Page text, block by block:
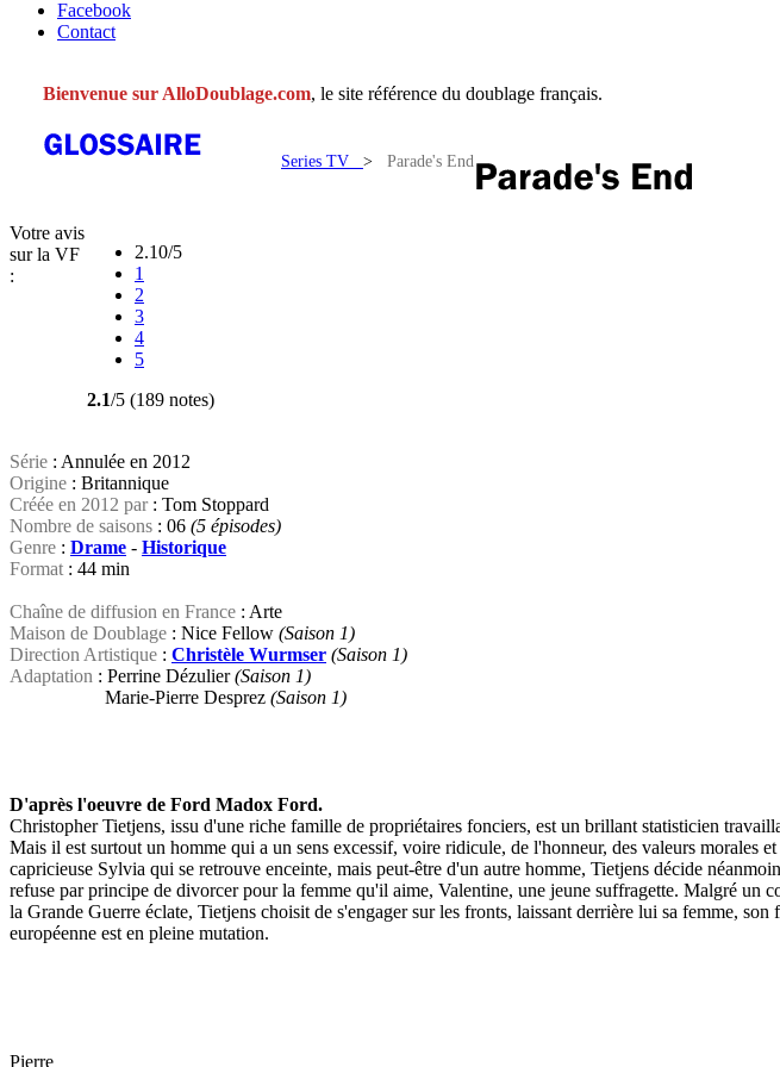
Facebook
Contact
Bienvenue sur AlloDoublage.com, le site référence du doublage français.
Series TV > Parade's End
Votre avis
sur la VF
:
2.10/5
1
2
3
4
5
2.1/5 (189 notes)
Série : Annulée en 2012
Origine : Britannique
Créée en 2012 par : Tom Stoppard
Nombre de saisons : 06 (5 épisodes)
Genre : Drame - Historique
Format : 44 min
Chaîne de diffusion en France : Arte
Maison de Doublage : Nice Fellow (Saison 1)
Direction Artistique : Christèle Wurmser (Saison 1)
Adaptation : Perrine Dézulier(Saison 1)
Marie-Pierre Desprez (Saison 1)
D'après l'oeuvre de Ford Madox Ford.
Christopher Tietjens, issu d'une riche famille de propriétaires fonciers, est un brillant statisticien
Mais il est surtout un homme qui a un sens excessif, voire ridicule, de l'honneur, des valeurs morales
capricieuse Sylvia qui se retrouve enceinte, mais peut-être d'un autre homme, Tietjens décide
refuse par principe de divorcer pour la femme qu'il aime, Valentine, une jeune suffragette. Malgré un
la Grande Guerre éclate, Tietjens choisit de s'engager sur les fronts, laissant derrière lui sa femme,
européenne est en pleine mutation.
Pierre